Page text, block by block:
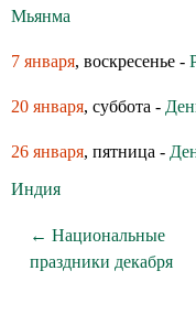
Мьянма
7 января, воскресенье -
20 января, суббота -
26 января, пятница -
Индия
← Национальные
праздники декабря